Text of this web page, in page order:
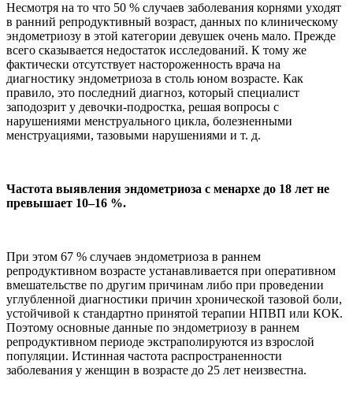
Несмотря на то что 50 % случаев заболевания корнями уходят
в ранний репродуктивный возраст, данных по клиническому
эндометриозу в этой категории девушек очень мало. Прежде
всего сказывается недостаток исследований. К тому же
фактически отсутствует настороженность врача на
диагностику эндометриоза в столь юном возрасте. Как
правило, это последний диагноз, который специалист
заподозрит у девочки-подростка, решая вопросы с
нарушениями менструального цикла, болезненными
менструациями, тазовыми нарушениями и т. д.
Частота выявления эндометриоза с менархе до 18 лет не
превышает 10–16 %.
При этом 67 % случаев эндометриоза в раннем
репродуктивном возрасте устанавливается при оперативном
вмешательстве по другим причинам либо при проведении
углубленной диагностики причин хронической тазовой боли,
устойчивой к стандартно принятой терапии НПВП или КОК.
Поэтому основные данные по эндометриозу в раннем
репродуктивном периоде экстраполируются из взрослой
популяции. Истинная частота распространенности
заболевания у женщин в возрасте до 25 лет неизвестна.